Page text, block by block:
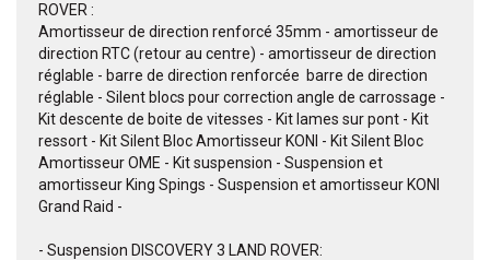
ROVER :
Amortisseur de direction renforcé 35mm - amortisseur de
direction RTC (retour au centre) - amortisseur de direction
réglable - barre de direction renforcée  barre de direction
réglable - Silent blocs pour correction angle de carrossage -
Kit descente de boite de vitesses - Kit lames sur pont - Kit
ressort - Kit Silent Bloc Amortisseur KONI - Kit Silent Bloc
Amortisseur OME - Kit suspension - Suspension et
amortisseur King Spings - Suspension et amortisseur KONI
Grand Raid -
- Suspension DISCOVERY 3 LAND ROVER: